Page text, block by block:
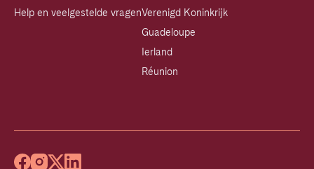
Help en veelgestelde vragenVerenigd Koninkrijk
Guadeloupe
Ierland
Réunion